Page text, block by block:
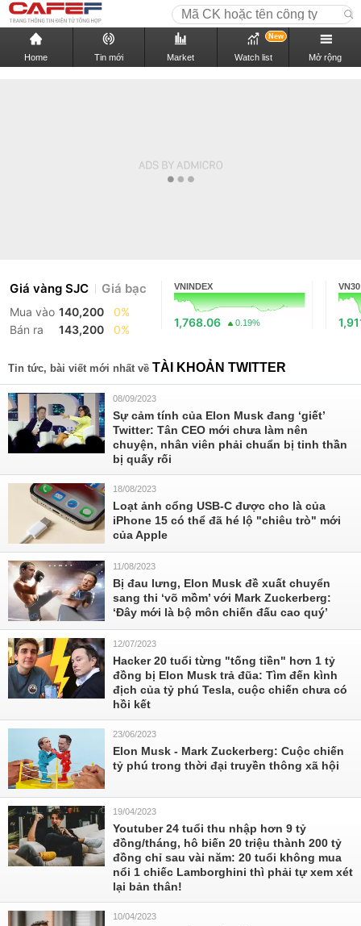
Home Tin mới Market Watch list
New
Mở rộng
Giá vàng SJC Giá bạc
Mua vào 140,200
0%
Bán ra
143,200 0%
VNINDEX
1,768.06 0.19%
VN30
Tin tức, bài viết mới nhất về TÀI KHOẢN TWITTER
08/09/2023
Sự cảm tính của Elon Musk đang ‘giết’
Twitter: Tân CEO mới chưa làm nên
chuyện, nhân viên phải chuẩn bị tinh thần
bị quấy rối
18/08/2023
Loạt ảnh cổng USB-C được cho là của
iPhone 15 có thể đã hé lộ "chiêu trò" mới
của Apple
11/08/2023
Bị đau lưng, Elon Musk đề xuất chuyển
sang thi ‘võ mồm’ với Mark Zuckerberg:
‘Đây mới là bộ môn chiến đấu cao quý’
12/07/2023
Hacker 20 tuổi từng "tống tiền" hơn 1 tỷ
đồng bị Elon Musk trả đũa: Tìm đến kình
địch của tỷ phú Tesla, cuộc chiến chưa có
hồi kết
23/06/2023
Elon Musk - Mark Zuckerberg: Cuộc chiến
tỷ phú trong thời đại truyền thông xã hội
19/04/2023
Youtuber 24 tuổi thu nhập hơn 9 tỷ
đồng/tháng, hô biến 20 triệu thành 200 tỷ
đồng chỉ sau vài năm: 20 tuổi không mua
nổi 1 chiếc Lamborghini thì phải tự xem xét
lại bản thân!
10/04/2023